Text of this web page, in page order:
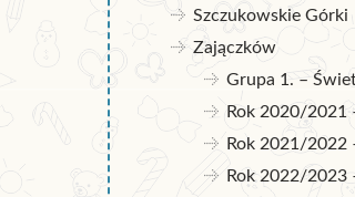
Szczukowskie Górki
Zajączków
Grupa 1. –
Rok 2020/2021
Rok 2021/2022
Rok 2022/2023